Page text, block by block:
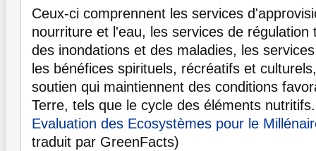
Ceux-ci comprennent les services
nourriture et l'eau, les services de régulation
des inondations et des maladies, les
les bénéfices spirituels, récréatifs et
soutien qui maintiennent des conditions
Terre, tels que le cycle des éléments
Evaluation des Ecosystèmes pour le
traduit par GreenFacts)